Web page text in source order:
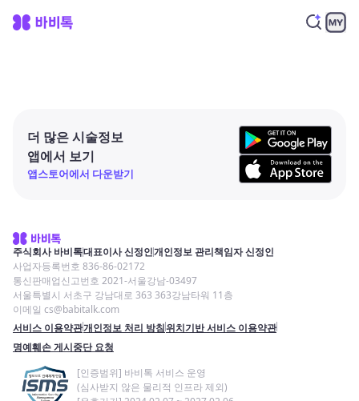
더 많은 시술정보
앱에서 보기
앱스토어에서 다운받기
주식회사 바비톡대표이사 신정인개인정보 관리책임자 신정인
사업자등록번호 836-86-02172
통신판매업신고번호 2021-서울강남-03497
서울특별시 서초구 강남대로 363 363강남타워 11층
이메일 cs@babitalk.com
서비스 이용약관개인정보 처리 방침위치기반 서비스 이용약관
명예훼손 게시중단 요청
[인증범위] 바비톡 서비스 운영
(심사받지 않은 물리적 인프라 제외)